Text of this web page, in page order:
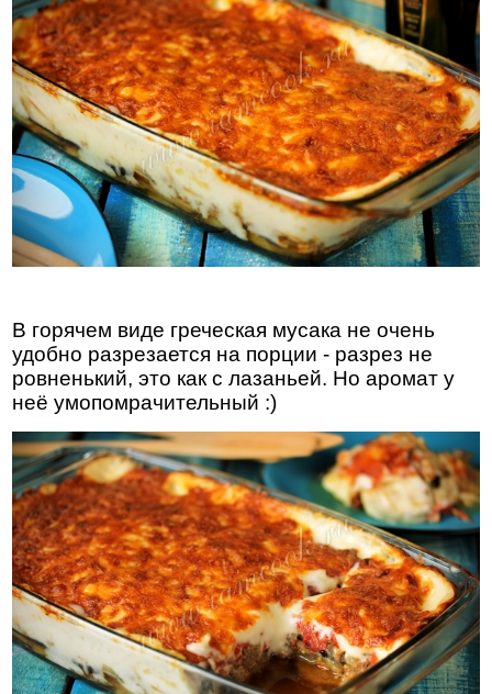
В горячем виде греческая мусака не очень
удобно разрезается на порции - разрез не
ровненький, это как с лазаньей. Но аромат у
неё умопомрачительный :)